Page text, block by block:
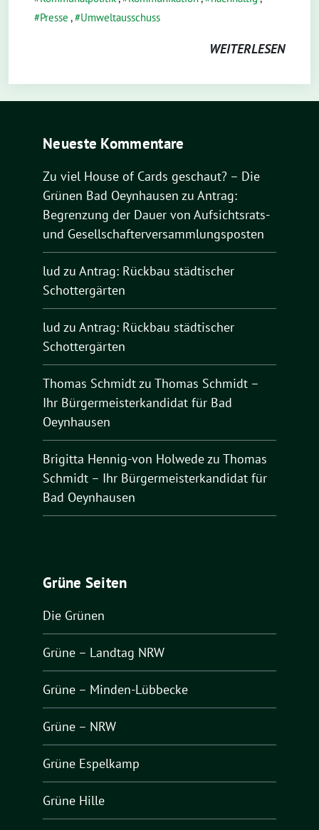
Presse , Umweltausschuss
WEITERLESEN
Neueste Kommentare
Zu viel House of Cards geschaut? – Die
Grünen Bad Oeynhausen zu Antrag:
Begrenzung der Dauer von Aufsichtsrats-
und Gesellschafterversammlungsposten
lud zu Antrag: Rückbau städtischer
Schottergärten
lud zu Antrag: Rückbau städtischer
Schottergärten
Thomas Schmidtzu Thomas Schmidt –
Ihr Bürgermeisterkandidat für Bad
Oeynhausen
Brigitta Hennig-von Holwedezu Thomas
Schmidt – Ihr Bürgermeisterkandidat für
Bad Oeynhausen
Grüne Seiten
Die Grünen
Grüne – Landtag NRW
Grüne – Minden-Lübbecke
Grüne – NRW
Grüne Espelkamp
Grüne Hille